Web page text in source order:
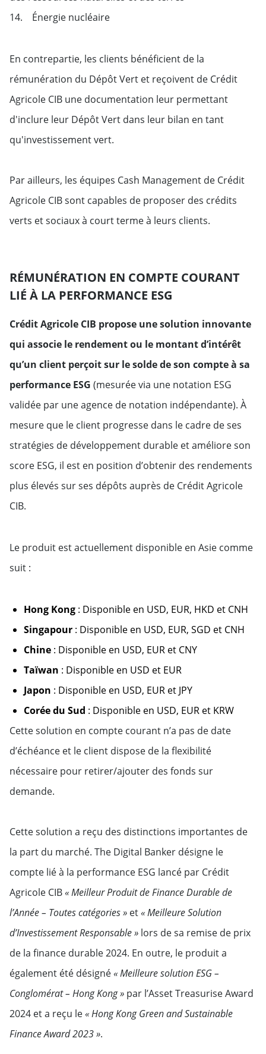
14. Énergie nucléaire
En contrepartie, les clients bénéficient de la
rémunération du Dépôt Vert et reçoivent de Crédit
Agricole CIB une documentation leur permettant
d'inclure leur Dépôt Vert dans leur bilan en tant
qu'investissement vert.
Par ailleurs, les équipes Cash Management de Crédit
Agricole CIB sont capables de proposer des crédits
verts et sociaux à court terme à leurs clients.
RÉMUNÉRATION EN COMPTE COURANT
LIÉ À LA PERFORMANCE ESG
Crédit Agricole CIB propose une solution innovante
qui associe le rendement ou le montant d’intérêt
qu’un client perçoit sur le solde de son compte à sa
performance ESG (mesurée via une notation ESG
validée par une agence de notation indépendante). À
mesure que le client progresse dans le cadre de ses
stratégies de développement durable et améliore son
score ESG, il est en position d’obtenir des rendements
plus élevés sur ses dépôts auprès de Crédit Agricole
CIB.
Le produit est actuellement disponible en Asie comme
suit :
Hong Kong : Disponible en USD, EUR, HKD et CNH
Singapour : Disponible en USD, EUR, SGD et CNH
Chine : Disponible en USD, EUR et CNY
Taïwan : Disponible en USD et EUR
Japon : Disponible en USD, EUR et JPY
Corée du Sud : Disponible en USD, EUR et KRW
Cette solution en compte courant n’a pas de date
d’échéance et le client dispose de la flexibilité
nécessaire pour retirer/ajouter des fonds sur
demande.
Cette solution a reçu des distinctions importantes de
la part du marché. The Digital Banker désigne le
compte lié à la performance ESG lancé par Crédit
Agricole CIB« Meilleur Produit de Finance Durable de
l’Année – Toutes catégories » et« Meilleure Solution
d’Investissement Responsable » lors de sa remise de prix
de la finance durable 2024. En outre, le produit a
également été désigné« Meilleure solution ESG –
Conglomérat – Hong Kong » par l’Asset Treasurise Award
2024 et a reçu le« Hong Kong Green and Sustainable
Finance Award 2023 ».